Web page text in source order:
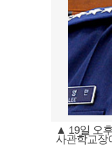
▲ 19일 오
사관학교장